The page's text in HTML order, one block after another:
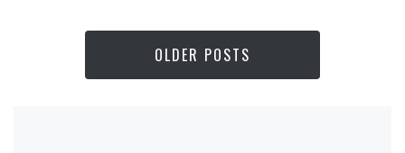
OLDER POSTS